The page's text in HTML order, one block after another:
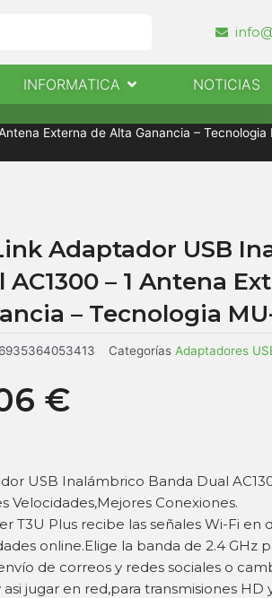
CONTACTO
INFORMATICA Abrir InformaticaNOTICIAS
Externa de Alta Ganancia – Tecnologia
Adaptador USB
AC1300 – 1 Antena
– Tecnologia
6935364053413 Categorías Adaptadores
€
USB Inalámbrico Banda Dual
Velocidades,Mejores Conexiones.
T3U Plus recibe las señales Wi-Fi en
online.Elige la banda de 2.4 GHz
de correos y redes sociales o
jugar en red,para transmisiones HD